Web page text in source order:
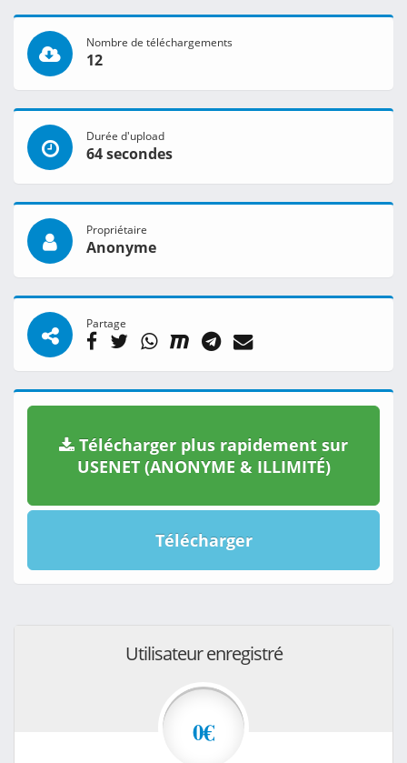
Nombre de téléchargements
12
Durée d'upload
64 secondes
Propriétaire
Anonyme
Partage
Télécharger plus rapidement sur
USENET (ANONYME & ILLIMITÉ)
Télécharger
Utilisateur enregistré
0€